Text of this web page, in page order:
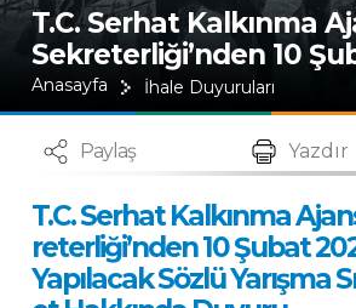
T.C. Serhat Kalkınma
Sekreterliği’nden 10
rihinde Yapılacak Sözlü
navına Davet
Anasayfa İhale Duyuruları
Paylaş Yazdır
T.C. Serhat Kalkınma
reterliği’nden 10 Şubat
Yapılacak Sözlü Yarışma